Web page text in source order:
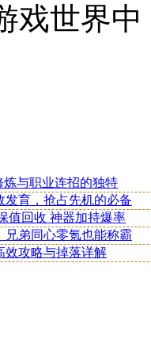
戏世界
炼与职业连招的独特
发育，抢占先机的必备
值回收 神器加持爆率
兄弟同心零氪也能称霸
效攻略与掉落详解